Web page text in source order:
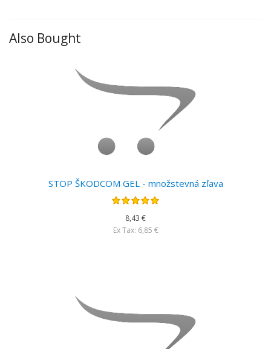
Also Bought
STOP ŠKODCOM GEL - množstevná zľava
8,43 €
Ex Tax: 6,85 €